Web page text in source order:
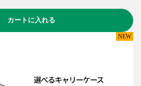
カートに入れる
NEW